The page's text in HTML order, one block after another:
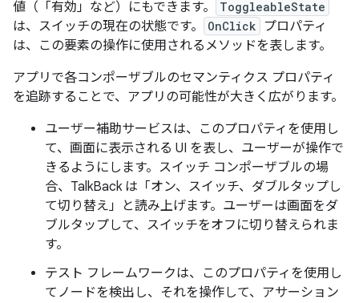
値（「有効」など）にもできます。
ToggleableState
は、スイッチの現在の状態です。 OnClick
プロパティ
は、この要素の操作に使用されるメソッドを表します。
アプリで各コンポーザブルのセマンティクス プロパティ
を追跡することで、アプリの可能性が大きく広がります。
ユーザー補助サービスは、このプロパティを使用し
て、画面に表示される UI を表し、ユーザーが操作で
きるようにします。スイッチ コンポーザブルの場
合、TalkBack は「オン、スイッチ、ダブルタップし
て切り替え」と読み上げます。ユーザーは画面をダ
ブルタップして、スイッチをオフに切り替えられま
す。
テスト フレームワークは、このプロパティを使用し
てノードを検出し、それを操作して、アサーション